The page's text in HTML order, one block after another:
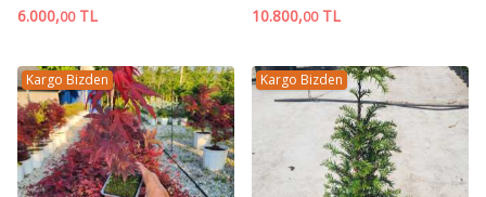
6.000,00TL
10.800,00TL
Kargo Bizden Kargo Bizden